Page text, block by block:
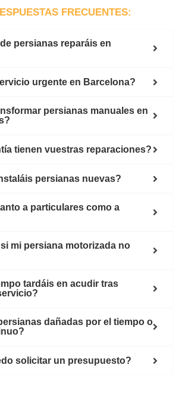
FRECUENTES:
persianas reparáis en
urgente en Barcelona?
persianas manuales en
tienen vuestras reparaciones?
persianas nuevas?
a particulares como a
mi persiana motorizada no
tardáis en acudir tras
dañadas por el tiempo o
solicitar un presupuesto?